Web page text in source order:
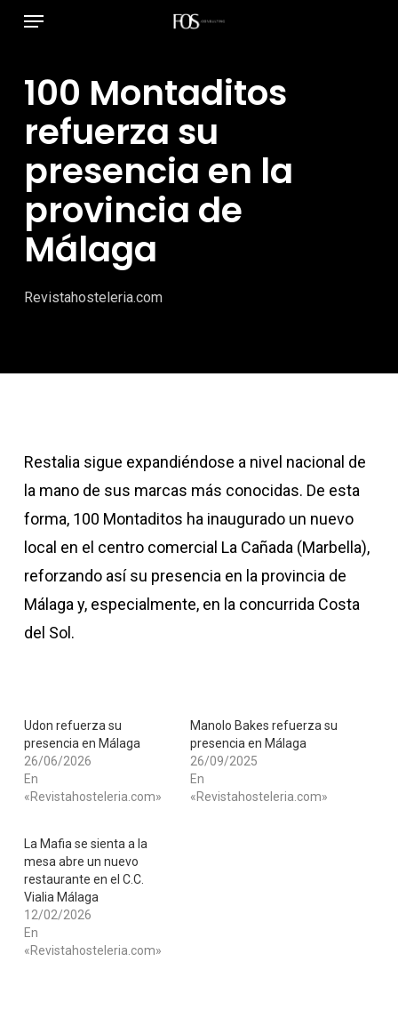
principal
Menú
100 Montaditos
refuerza su
presencia en la
provincia de
Málaga
Revistahosteleria.com
Restalia sigue expandiéndose a nivel nacional de
la mano de sus marcas más conocidas. De esta
forma, 100 Montaditos ha inaugurado un nuevo
local en el centro comercial La Cañada (Marbella),
reforzando así su presencia en la provincia de
Málaga y, especialmente, en la concurrida Costa
del Sol.
Udon refuerza su
presencia en Málaga
26/06/2026
En
«Revistahosteleria.com»
Manolo Bakes refuerza su
presencia en Málaga
26/09/2025
En
«Revistahosteleria.com»
La Mafia se sienta a la
mesa abre un nuevo
restaurante en el C.C.
Vialia Málaga
12/02/2026
En
«Revistahosteleria.com»